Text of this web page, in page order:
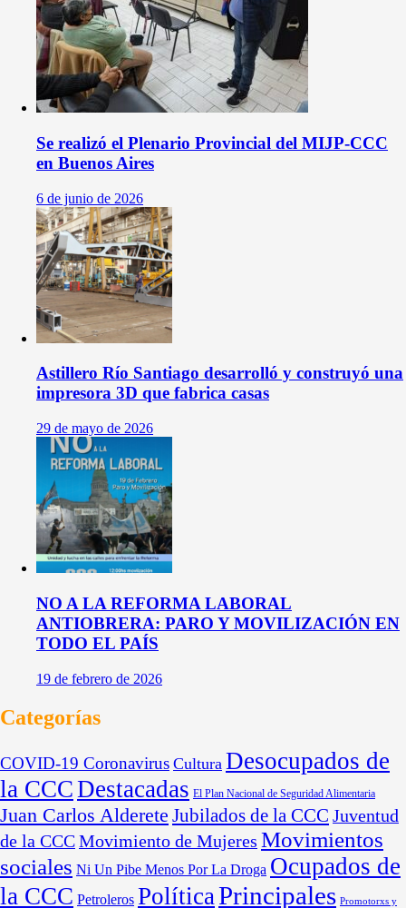
Se realizó el Plenario Provincial del MIJP-CCC
en Buenos Aires
6 de junio de 2026
Astillero Río Santiago desarrolló y construyó una
impresora 3D que fabrica casas
29 de mayo de 2026
NO A LA REFORMA LABORAL
ANTIOBRERA: PARO Y MOVILIZACIÓN EN
TODO EL PAÍS
19 de febrero de 2026
Categorías
COVID-19 Coronavirus Cultura Desocupados de
la CCCDestacadas El Plan Nacional de Seguridad Alimentaria
Juan Carlos Alderete Jubilados de la CCC Juventud
de la CCCMovimiento de Mujeres Movimientos
sociales Ni Un Pibe Menos Por La Droga Ocupados de
la CCC Petroleros PolíticaPrincipales Promotorxs y